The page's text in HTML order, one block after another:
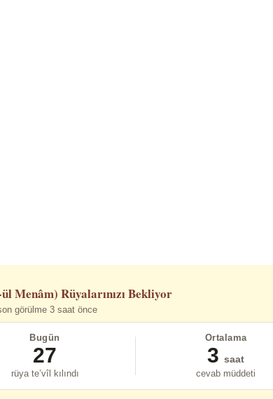
Menâm)Rüyalarınızı Bekliyor
görülme 3 saat önce
Bugün
27
rüya te’vîl kılındı
Ortalama
3 saat
cevab müddeti